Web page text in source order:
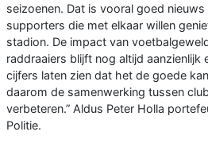
seizoenen. Dat is vooral goed
supporters die met elkaar willen
stadion. De impact van
raddraaiers blijft nog altijd aanzienlijk
cijfers laten zien dat het de goede
daarom de samenwerking tussen
verbeteren.” Aldus Peter Holla
Politie.